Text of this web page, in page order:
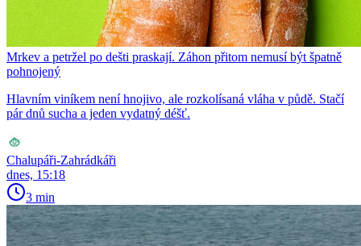
Mrkev a petržel po dešti praskají. Záhon přitom nemusí být špatně
pohnojený
Hlavním viníkem není hnojivo, ale rozkolísaná vláha v půdě. Stačí
pár dnů sucha a jeden vydatný déšť.
Chalupáři-Zahrádkáři
dnes, 15:18
3 min